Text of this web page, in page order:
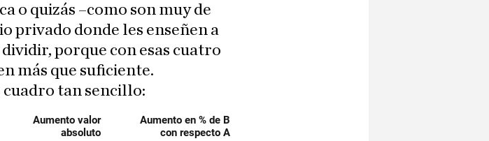
o quizás –como son muy de
privado donde les enseñen a
porque con esas cuatro
más que suficiente.
tan sencillo: